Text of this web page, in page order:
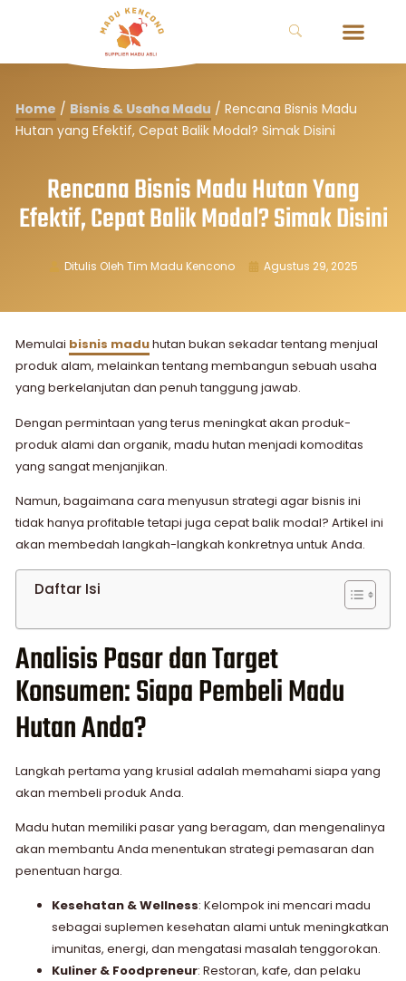
Home / Bisnis & Usaha Madu / Rencana Bisnis Madu
Hutan yang Efektif, Cepat Balik Modal? Simak Disini
Rencana Bisnis Madu Hutan Yang
Efektif, Cepat Balik Modal? Simak Disini
Ditulis Oleh Tim Madu Kencono Agustus 29, 2025
Memulai bisnis maduhutan bukan sekadar tentang menjual
produk alam, melainkan tentang membangun sebuah usaha
yang berkelanjutan dan penuh tanggung jawab.
Dengan permintaan yang terus meningkat akan produk-
produk alami dan organik, madu hutan menjadi komoditas
yang sangat menjanjikan.
Namun, bagaimana cara menyusun strategi agar bisnis ini
tidak hanya profitable tetapi juga cepat balik modal? Artikel ini
akan membedah langkah-langkah konkretnya untuk Anda.
Daftar Isi
Analisis Pasar dan Target
Konsumen: Siapa Pembeli Madu
Hutan Anda?
Langkah pertama yang krusial adalah memahami siapa yang
akan membeli produk Anda.
Madu hutan memiliki pasar yang beragam, dan mengenalinya
akan membantu Anda menentukan strategi pemasaran dan
penentuan harga.
Kesehatan & Wellness: Kelompok ini mencari madu
sebagai suplemen kesehatan alami untuk meningkatkan
imunitas, energi, dan mengatasi masalah tenggorokan.
Kuliner & Foodpreneur: Restoran, kafe, dan pelaku